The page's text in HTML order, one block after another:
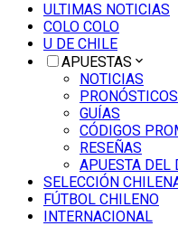
ULTIMAS NOTICIAS
COLO COLO
U DE CHILE
APUESTAS
NOTICIAS
PRONÓSTICOS
GUÍAS
CÓDIGOS
RESEÑAS
APUESTA DEL
SELECCIÓN
FÚTBOL CHILENO
INTERNACIONAL